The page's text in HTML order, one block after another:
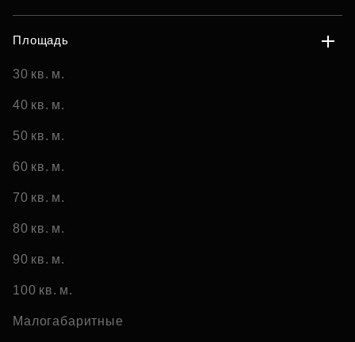
Площадь
30 кв. м.
40 кв. м.
50 кв. м.
60 кв. м.
70 кв. м.
80 кв. м.
90 кв. м.
100 кв. м.
Малогабаритные